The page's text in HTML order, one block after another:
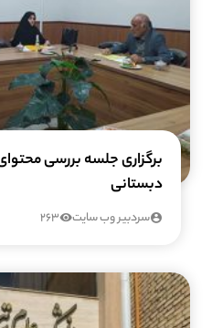
برگزاری جلسه بررسی
دبستانی
سردبیر وب سایت 263